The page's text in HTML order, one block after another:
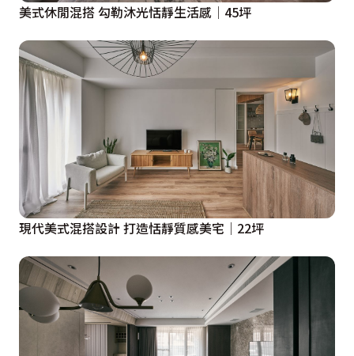
美式休閒混搭 勾勒沐光恬靜生活感│45坪
現代美式混搭設計 打造恬靜質感美宅│22坪